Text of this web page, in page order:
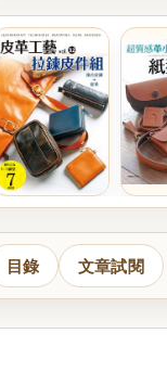
目錄 文章試閱